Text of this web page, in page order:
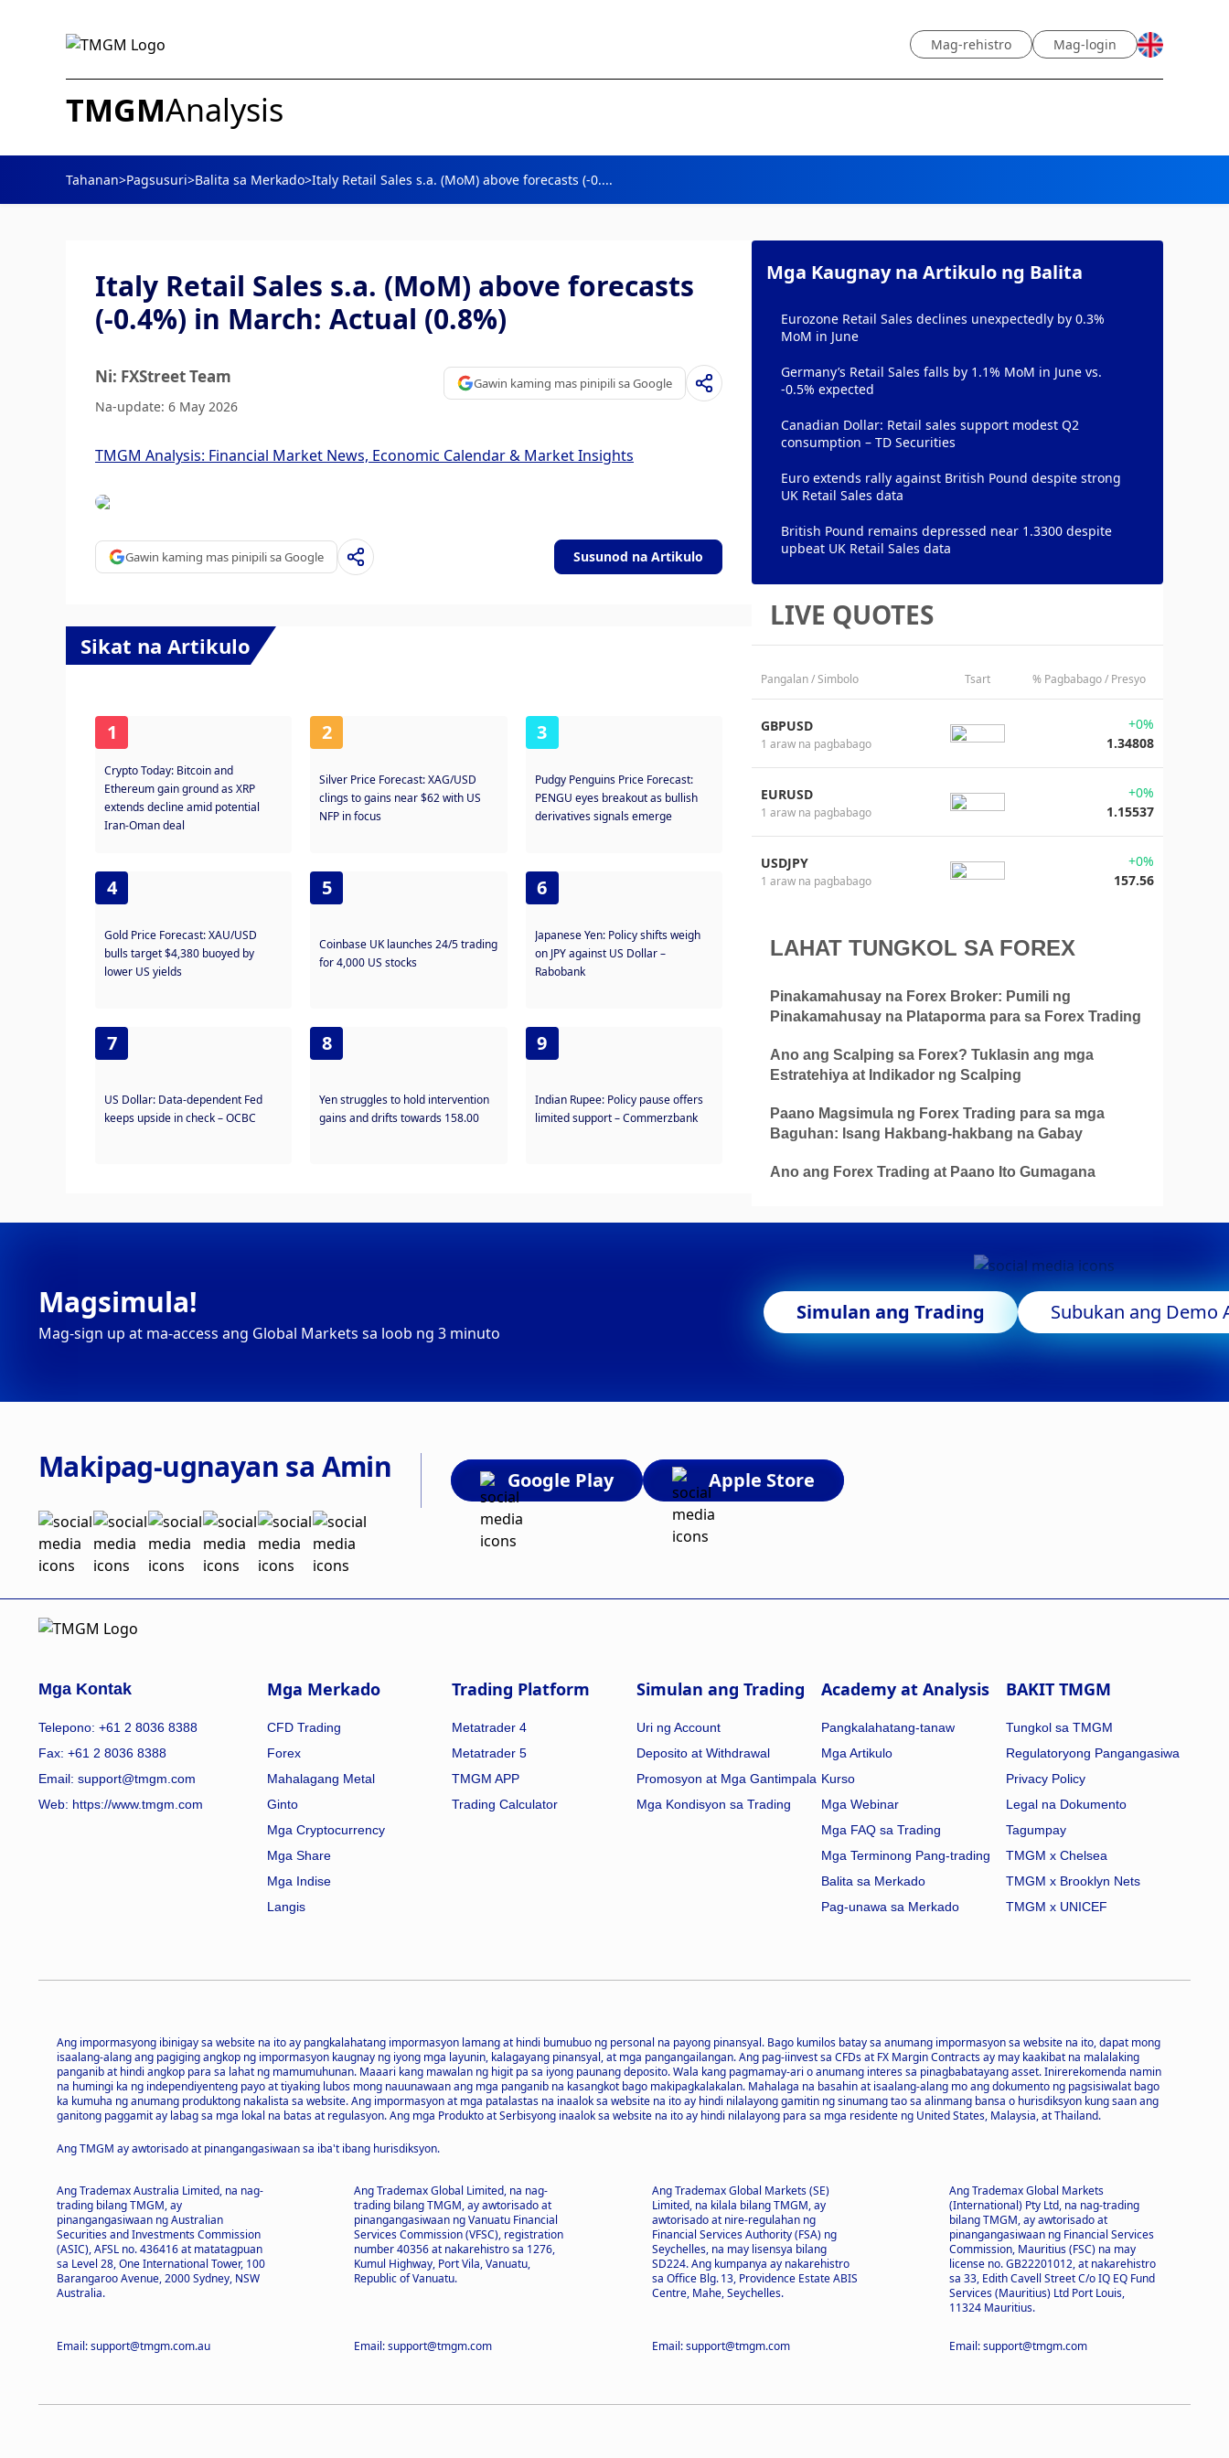
Mag-rehistro Mag-login
TMGMAnalysis
Tahanan>Pagsusuri>Balita sa Merkado>Italy Retail Sales s.a. (MoM) above forecasts (-0....
Italy Retail Sales s.a. (MoM) above forecasts
(-0.4%) in March: Actual (0.8%)
Ni: FXStreet Team
Na-update: 6 May 2026
Gawin kaming mas pinipili sa Google
TMGM Analysis: Financial Market News, Economic Calendar & Market Insights
Gawin kaming mas pinipili sa Google Susunod na Artikulo
Sikat na Artikulo
1
Crypto Today: Bitcoin and
Ethereum gain ground as XRP
extends decline amid potential
Iran-Oman deal
2
Silver Price Forecast: XAG/USD
clings to gains near $62 with US
NFP in focus
3
Pudgy Penguins Price Forecast:
PENGU eyes breakout as bullish
derivatives signals emerge
4
Gold Price Forecast: XAU/USD
bulls target $4,380 buoyed by
lower US yields
5
Coinbase UK launches 24/5 trading
for 4,000 US stocks
6
Japanese Yen: Policy shifts weigh
on JPY against US Dollar –
Rabobank
7
US Dollar: Data-dependent Fed
keeps upside in check – OCBC
8
Yen struggles to hold intervention
gains and drifts towards 158.00
9
Indian Rupee: Policy pause offers
limited support – Commerzbank
Mga Kaugnay na Artikulo ng Balita
Eurozone Retail Sales declines unexpectedly by 0.3%
MoM in June
Germany’s Retail Sales falls by 1.1% MoM in June vs.
-0.5% expected
Canadian Dollar: Retail sales support modest Q2
consumption – TD Securities
Euro extends rally against British Pound despite strong
UK Retail Sales data
British Pound remains depressed near 1.3300 despite
upbeat UK Retail Sales data
LIVE QUOTES
Pangalan / Simbolo Tsart % Pagbabago / Presyo
GBPUSD
1 araw na pagbabago
+0%
1.34808
EURUSD
1 araw na pagbabago
+0%
1.15537
USDJPY
1 araw na pagbabago
+0%
157.56
LAHAT TUNGKOL SA FOREX
Pinakamahusay na Forex Broker: Pumili ng
Pinakamahusay na Plataporma para sa Forex Trading
Ano ang Scalping sa Forex? Tuklasin ang mga
Estratehiya at Indikador ng Scalping
Paano Magsimula ng Forex Trading para sa mga
Baguhan: Isang Hakbang-hakbang na Gabay
Ano ang Forex Trading at Paano Ito Gumagana
Magsimula!
Mag-sign up at ma-access ang Global Markets sa loob ng 3 minuto
Simulan ang Trading Subukan ang Demo
Makipag-ugnayan sa Amin Google Play Apple Store
Mga Kontak
Telepono: +61 2 8036 8388
Fax: +61 2 8036 8388
Email: support@tmgm.com
Web: https://www.tmgm.com
Mga Merkado
CFD Trading
Forex
Mahalagang Metal
Ginto
Mga Cryptocurrency
Mga Share
Mga Indise
Langis
Trading Platform
Metatrader 4
Metatrader 5
TMGM APP
Trading Calculator
Simulan ang Trading
Uri ng Account
Deposito at Withdrawal
Promosyon at Mga Gantimpala
Mga Kondisyon sa Trading
Academy at Analysis
Pangkalahatang-tanaw
Mga Artikulo
Kurso
Mga Webinar
Mga FAQ sa Trading
Mga Terminong Pang-trading
Balita sa Merkado
Pag-unawa sa Merkado
BAKIT TMGM
Tungkol sa TMGM
Regulatoryong Pangangasiwa
Privacy Policy
Legal na Dokumento
Tagumpay
TMGM x Chelsea
TMGM x Brooklyn Nets
TMGM x UNICEF
Ang impormasyong ibinigay sa website na ito ay pangkalahatang impormasyon lamang at hindi bumubuo ng personal na payong pinansyal. Bago kumilos batay sa anumang impormasyon sa website na ito, dapat mong
isaalang-alang ang pagiging angkop ng impormasyon kaugnay ng iyong mga layunin, kalagayang pinansyal, at mga pangangailangan. Ang pag-iinvest sa CFDs at FX Margin Contracts ay may kaakibat na malalaking
panganib at hindi angkop para sa lahat ng mamumuhunan. Maaari kang mawalan ng higit pa sa iyong paunang deposito. Wala kang pagmamay-ari o anumang interes sa pinagbabatayang asset. Inirerekomenda namin
na humingi ka ng independiyenteng payo at tiyaking lubos mong nauunawaan ang mga panganib na kasangkot bago makipagkalakalan. Mahalaga na basahin at isaalang-alang mo ang dokumento ng pagsisiwalat bago
ka kumuha ng anumang produktong nakalista sa website. Ang impormasyon at mga patalastas na inaalok sa website na ito ay hindi nilalayong gamitin ng sinumang tao sa alinmang bansa o hurisdiksyon kung saan ang
ganitong paggamit ay labag sa mga lokal na batas at regulasyon. Ang mga Produkto at Serbisyong inaalok sa website na ito ay hindi nilalayong para sa mga residente ng United States, Malaysia, at Thailand.
Ang TMGM ay awtorisado at pinangangasiwaan sa iba't ibang hurisdiksyon.
Ang Trademax Australia Limited, na nag-
trading bilang TMGM, ay
pinangangasiwaan ng Australian
Securities and Investments Commission
(ASIC), AFSL no. 436416 at matatagpuan
sa Level 28, One International Tower, 100
Barangaroo Avenue, 2000 Sydney, NSW
Australia.
Email: support@tmgm.com.au
Ang Trademax Global Limited, na nag-
trading bilang TMGM, ay awtorisado at
pinangangasiwaan ng Vanuatu Financial
Services Commission (VFSC), registration
number 40356 at nakarehistro sa 1276,
Kumul Highway, Port Vila, Vanuatu,
Republic of Vanuatu.
Email: support@tmgm.com
Ang Trademax Global Markets (SE)
Limited, na kilala bilang TMGM, ay
awtorisado at nire-regulahan ng
Financial Services Authority (FSA) ng
Seychelles, na may lisensya bilang
SD224. Ang kumpanya ay nakarehistro
sa Office Blg. 13, Providence Estate ABIS
Centre, Mahe, Seychelles.
Email: support@tmgm.com
Ang Trademax Global Markets
(International) Pty Ltd, na nag-trading
bilang TMGM, ay awtorisado at
pinangangasiwaan ng Financial Services
Commission, Mauritius (FSC) na may
license no. GB22201012, at nakarehistro
sa 33, Edith Cavell Street C/o IQ EQ Fund
Services (Mauritius) Ltd Port Louis,
11324 Mauritius.
Email: support@tmgm.com